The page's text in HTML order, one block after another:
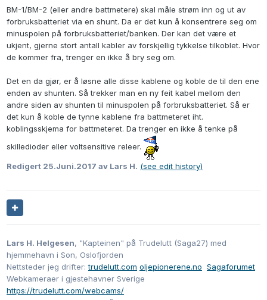
BM-1/BM-2 (eller andre battmetere) skal måle strøm inn og ut av
forbruksbatteriet via en shunt. Da er det kun å konsentrere seg om
minuspolen på forbruksbatteriet/banken. Der kan det være et
ukjent, gjerne stort antall kabler av forskjellig tykkelse tilkoblet. Hvor
de kommer fra, trenger en ikke å bry seg om.
Det en da gjør, er å løsne alle disse kablene og koble de til den ene
enden av shunten. Så trekker man en ny feit kabel mellom den
andre siden av shunten til minuspolen på forbruksbatteriet. Så er
det kun å koble de tynne kablene fra battmeteret iht.
koblingsskjema for battmeteret. Da trenger en ikke å tenke på
skilledioder eller voltsensitive releer.
Redigert 25.Juni.2017 av Lars H. (see edit history)
Lars H. Helgesen, "Kapteinen" på Trudelutt (Saga27) med
hjemmehavn i Son, Oslofjorden
Nettsteder jeg drifter:trudelutt.com oljepionerene.no Sagaforumet
Webkameraer i gjestehavner Sverige
https://trudelutt.com/webcams/